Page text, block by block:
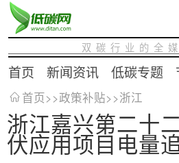
双碳行业的全
首页 新闻资讯 低碳专题
首页>>政策补贴>>浙江
浙江嘉兴第二十
伏应用项目电量